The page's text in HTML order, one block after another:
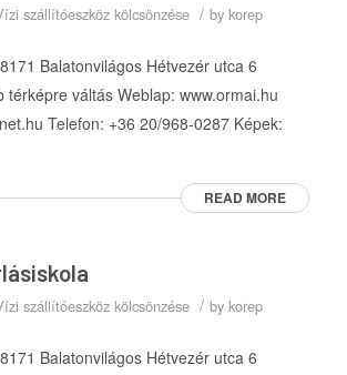
szállítóeszköz kölcsönzése / by korep
Balatonvilágos Hétvezér utca 6
térképre váltás Weblap: www.ormai.hu
Telefon: +36 20/968-0287 Képek:
READ MORE
szállítóeszköz kölcsönzése / by korep
Balatonvilágos Hétvezér utca 6